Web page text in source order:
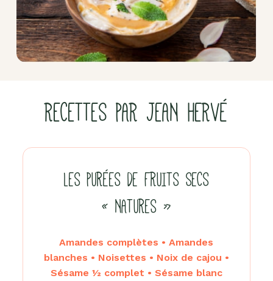
RECETTES PAR JEAN HERVÉ
LES PURÉES DE FRUITS SECS
« NATURES »
Amandes complètes • Amandes
blanches • Noisettes • Noix de cajou •
Sésame ½ complet • Sésame blanc